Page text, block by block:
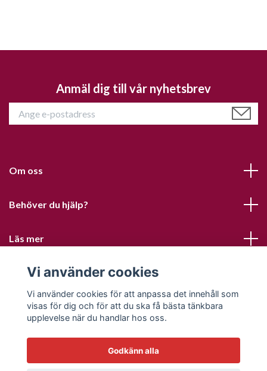
Anmäl dig till vår nyhetsbrev
Om oss
Behöver du hjälp?
Läs mer
Sociala medier
Vi använder cookies
Vi använder cookies för att anpassa det innehåll som
visas för dig och för att du ska få bästa tänkbara
upplevelse när du handlar hos oss.
Godkänn alla